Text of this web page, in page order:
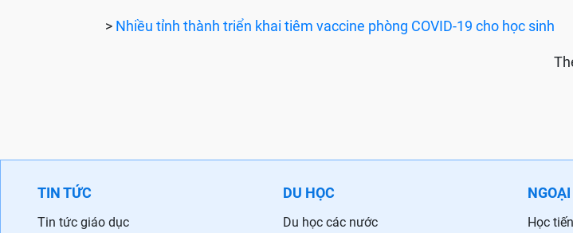
> Nhiều tỉnh thành triển khai tiêm vaccine phòng COVID-19 cho học sinh
TIN TỨC
Tin tức giáo dục
DU HỌC
Du học các nước
Học